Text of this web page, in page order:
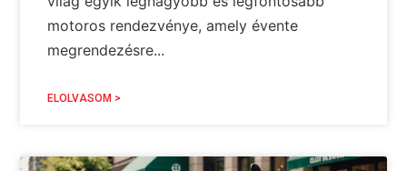
motoros rendezvénye, amely évente
megrendezésre...
ELOLVASOM >